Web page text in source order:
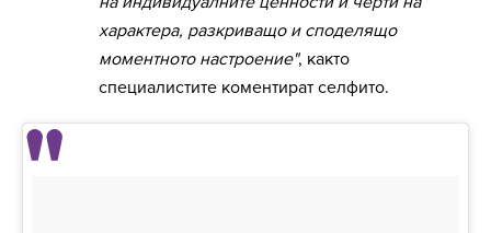
характера, разкриващо и споделящо
моментното настроение", както
специалистите коментират селфито.